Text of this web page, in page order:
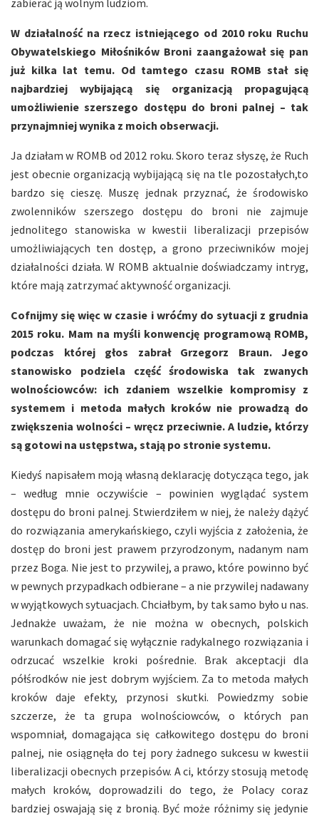
zabierać ją wolnym ludziom.
W działalność na rzecz istniejącego od 2010 roku Ruchu
Obywatelskiego Miłośników Broni zaangażował się pan
już kilka lat temu. Od tamtego czasu ROMB stał się
najbardziej wybijającą się organizacją propagującą
umożliwienie szerszego dostępu do broni palnej – tak
przynajmniej wynika z moich obserwacji.
Ja działam w ROMB od 2012 roku. Skoro teraz słyszę, że Ruch
jest obecnie organizacją wybijającą się na tle pozostałych,to
bardzo się cieszę. Muszę jednak przyznać, że środowisko
zwolenników szerszego dostępu do broni nie zajmuje
jednolitego stanowiska w kwestii liberalizacji przepisów
umożliwiających ten dostęp, a grono przeciwników mojej
działalności działa. W ROMB aktualnie doświadczamy intryg,
które mają zatrzymać aktywność organizacji.
Cofnijmy się więc w czasie i wróćmy do sytuacji z grudnia
2015 roku. Mam na myśli konwencję programową ROMB,
podczas której głos zabrał Grzegorz Braun. Jego
stanowisko podziela część środowiska tak zwanych
wolnościowców: ich zdaniem wszelkie kompromisy z
systemem i metoda małych kroków nie prowadzą do
zwiększenia wolności – wręcz przeciwnie. A ludzie, którzy
są gotowi na ustępstwa, stają po stronie systemu.
Kiedyś napisałem moją własną deklarację dotycząca tego, jak
– według mnie oczywiście – powinien wyglądać system
dostępu do broni palnej. Stwierdziłem w niej, że należy dążyć
do rozwiązania amerykańskiego, czyli wyjścia z założenia, że
dostęp do broni jest prawem przyrodzonym, nadanym nam
przez Boga. Nie jest to przywilej, a prawo, które powinno być
w pewnych przypadkach odbierane – a nie przywilej nadawany
w wyjątkowych sytuacjach. Chciałbym, by tak samo było u nas.
Jednakże uważam, że nie można w obecnych, polskich
warunkach domagać się wyłącznie radykalnego rozwiązania i
odrzucać wszelkie kroki pośrednie. Brak akceptacji dla
półśrodków nie jest dobrym wyjściem. Za to metoda małych
kroków daje efekty, przynosi skutki. Powiedzmy sobie
szczerze, że ta grupa wolnościowców, o których pan
wspomniał, domagająca się całkowitego dostępu do broni
palnej, nie osiągnęła do tej pory żadnego sukcesu w kwestii
liberalizacji obecnych przepisów. A ci, którzy stosują metodę
małych kroków, doprowadzili do tego, że Polacy coraz
bardziej oswajają się z bronią. Być może różnimy się jedynie